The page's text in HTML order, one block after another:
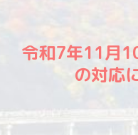
令和7年11月
の対応